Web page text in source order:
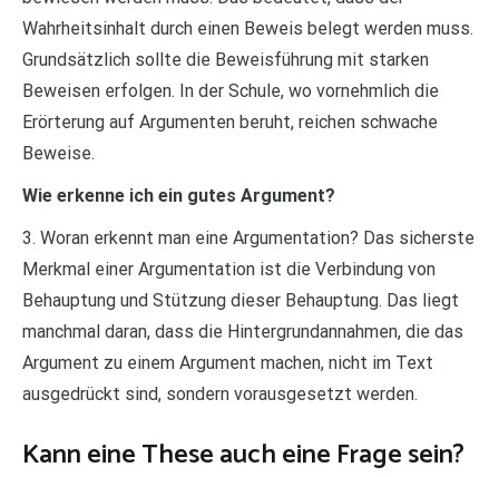
Wahrheitsinhalt durch einen Beweis belegt werden muss.
Grundsätzlich sollte die Beweisführung mit starken
Beweisen erfolgen. In der Schule, wo vornehmlich die
Erörterung auf Argumenten beruht, reichen schwache
Beweise.
Wie erkenne ich ein gutes Argument?
3. Woran erkennt man eine Argumentation? Das sicherste
Merkmal einer Argumentation ist die Verbindung von
Behauptung und Stützung dieser Behauptung. Das liegt
manchmal daran, dass die Hintergrundannahmen, die das
Argument zu einem Argument machen, nicht im Text
ausgedrückt sind, sondern vorausgesetzt werden.
Kann eine These auch eine Frage sein?